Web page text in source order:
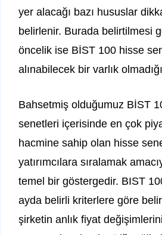
yer alacağı bazı hususlar
belirlenir. Burada belirtilmesi
öncelik ise BİST 100 hisse
alınabilecek bir varlık
Bahsetmiş olduğumuz BİST
senetleri içerisinde en çok
hacmine sahip olan hisse
yatırımcılara sıralamak
temel bir göstergedir. BIST
ayda belirli kriterlere göre
şirketin anlık fiyat